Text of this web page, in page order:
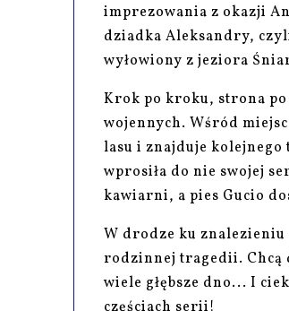
imprezowania z okazji
dziadka Aleksandry,
wyłowiony z jeziora
Krok po kroku, strona
wojennych. Wśród
lasu i znajduje kolejnego
wprosiła do nie swojej
kawiarni, a pies Gucio
W drodze ku znalezieniu
rodzinnej tragedii. Chcą
wiele głębsze dno... I